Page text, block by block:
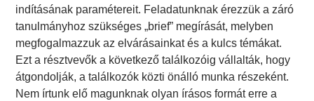
indításának paramétereit. Feladatunknak érezzük a záró
tanulmányhoz szükséges „brief” megírását, melyben
megfogalmazzuk az elvárásainkat és a kulcs témákat.
Ezt a résztvevők a következő találkozóig vállalták, hogy
átgondolják, a találkozók közti önálló munka részeként.
Nem írtunk elő magunknak olyan írásos formát erre a